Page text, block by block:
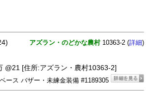
アズラン・のどかな農村10363-2 (詳細)
@21 [住所:アズラン・農村10363-2]
ース バザー・未練金装備 #1189305